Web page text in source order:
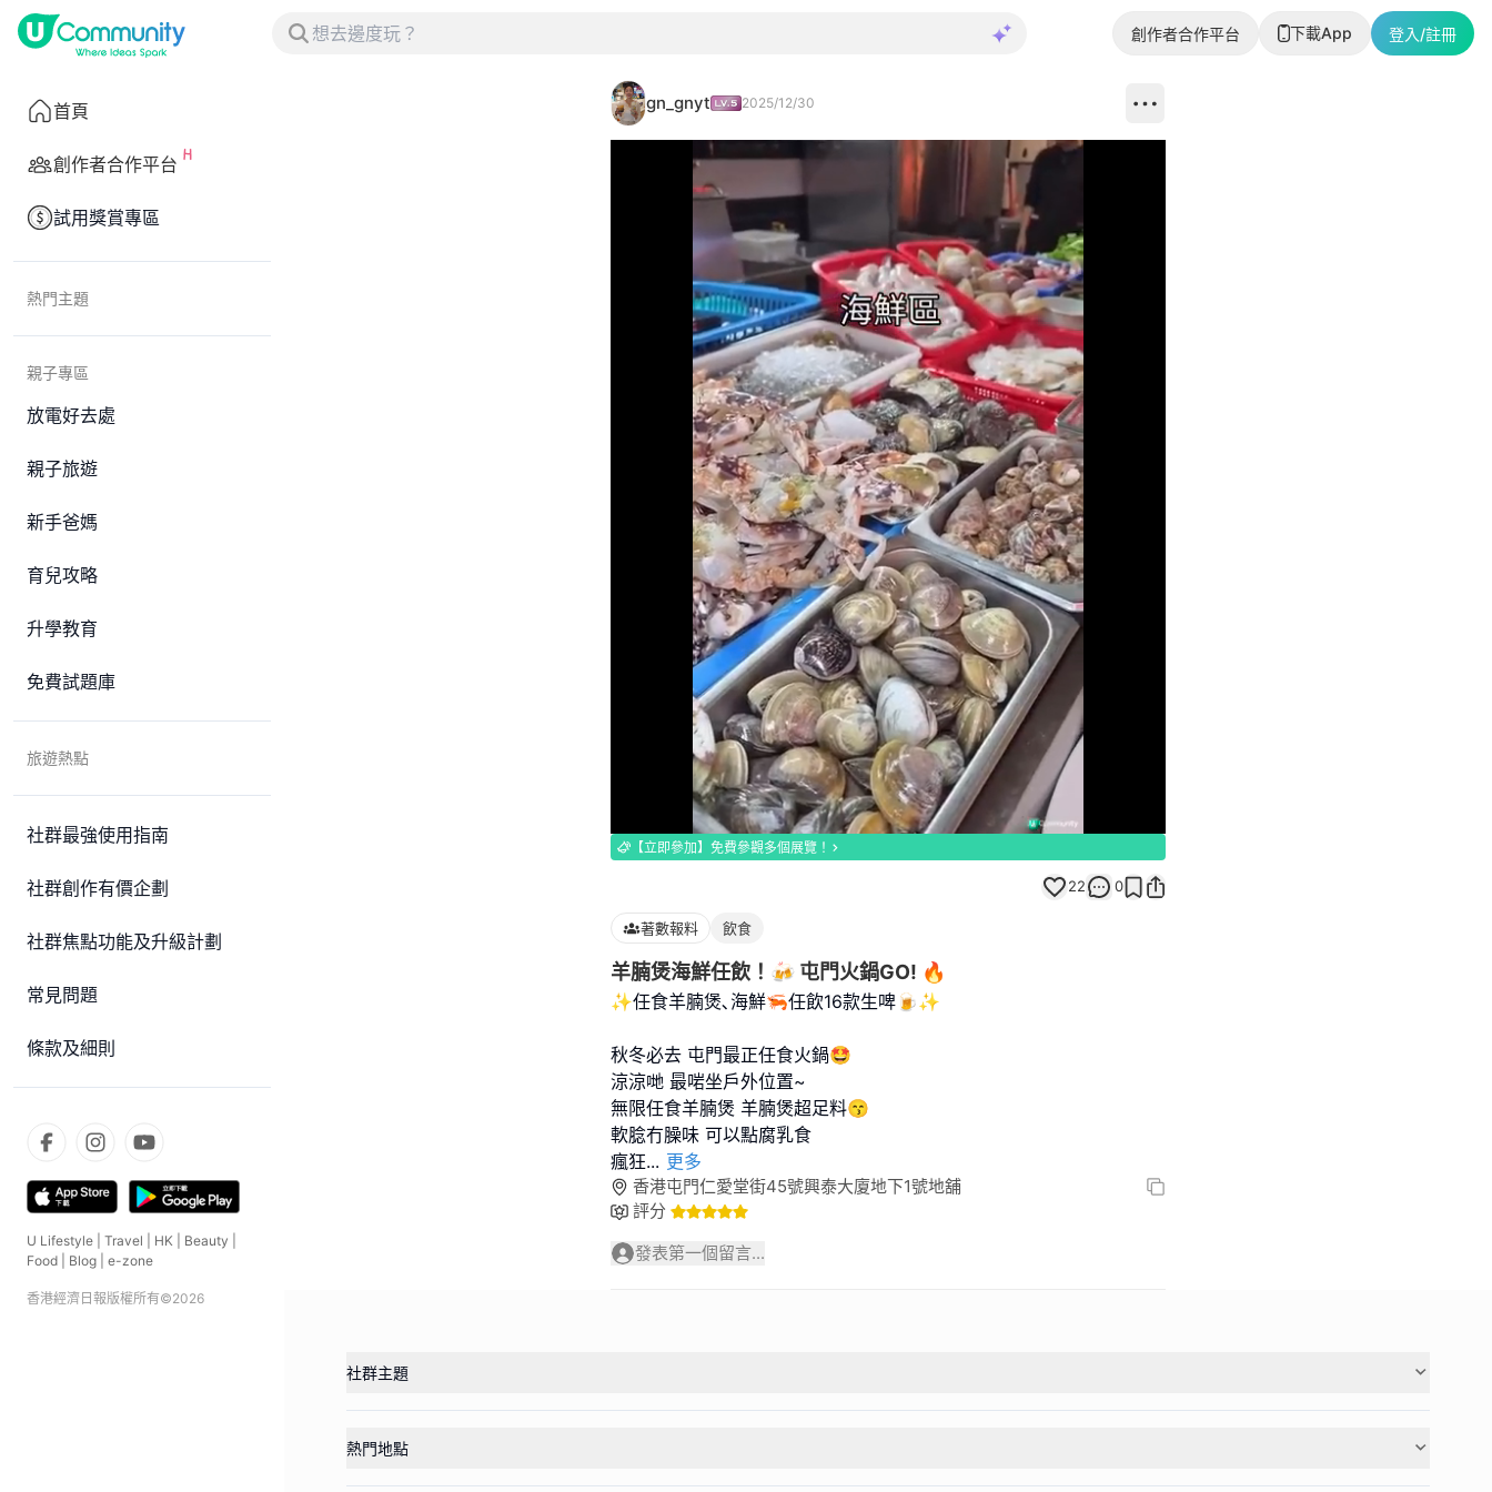
創作者合作平台 下載App 登入/註冊
首頁
創作者合作平台
試用獎賞專區
熱門主題
親子專區
放電好去處
親子旅遊
新手爸媽
育兒攻略
升學教育
免費試題庫
旅遊熱點
社群最強使用指南
社群創作有價企劃
社群焦點功能及升級計劃
常見問題
條款及細則
U Lifestyle Travel HK Beauty
Food
Blog e-zone
香港經濟日報版權所有©2026
gn_gnyt 2025/12/30
Loaded :
100.00%
【立即參加】免費參觀多個展覽！
22 0
著數報料 飲食
羊腩煲海鮮任飲！🍻 屯門火鍋GO! 🔥
✨任食羊腩煲､海鮮🦐任飲16款生啤🍺✨
秋冬必去 屯門最正任食火鍋🤩
涼涼哋 最啱坐戶外位置~
無限任食羊腩煲 羊腩煲超足料😙
軟腍冇臊味 可以點腐乳食
瘋狂... 更多
香港屯門仁愛堂街45號興泰大廈地下1號地舖
評分
發表第一個留言...
社群主題
熱門地點